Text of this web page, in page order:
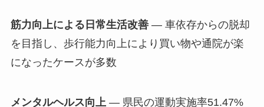
筋力向上による日常生活改善— 車依存からの脱却
を目指し、歩行能力向上により買い物や通院が楽
になったケースが多数
メンタルヘルス向上— 県民の運動実施率51.47%